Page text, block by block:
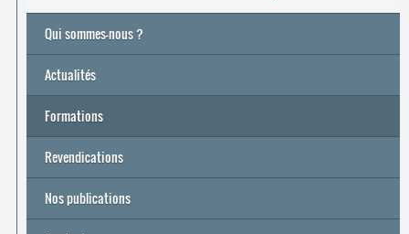
Qui sommes-nous ?
Actualités
Formations
Archives
Université de printemps 2026
Revendications
Nos publications